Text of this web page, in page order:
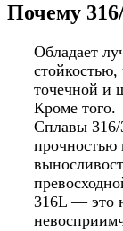
Почему
Обладает
точечной и
Кроме того.
Сплавы 316/
прочностью
316L — это